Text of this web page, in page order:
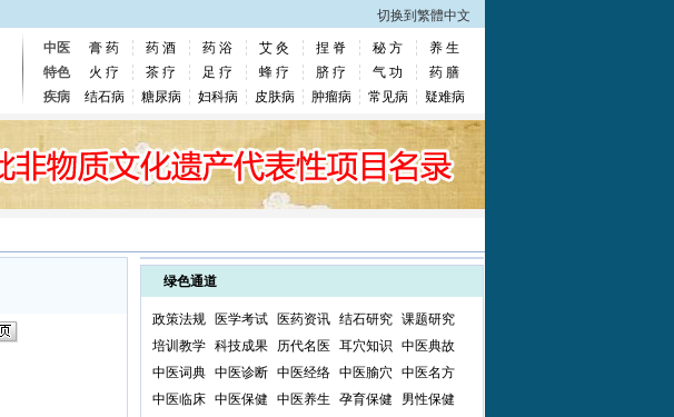
切换到繁體中文
中医 膏 药 药 酒 药 浴 艾 灸 捏 脊 秘 方
养 生
特色
火 疗 茶 疗 足 疗 蜂 疗 脐 疗 气 功
药 膳
疾病
结石病 糖尿病 妇科病 皮肤病 肿瘤病 常见病 疑难病
绿色通道
政策法规 医学考试 医药资讯 结石研究
课题研究
培训教学
科技成果 历代名医 耳穴知识
中医典故
中医词典
中医诊断 中医经络 中医腧穴
中医名方
中医临床
中医保健 中医养生 孕育保健
男性保健